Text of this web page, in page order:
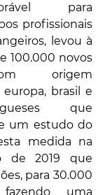
para
profissionais
levou à
100.000 novos
origem
brasil e
que
um estudo do
medida na
de 2019 que
para 30.000
uma